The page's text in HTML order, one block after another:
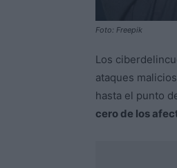
Foto: Freepik
Los
ataques
hasta el punto
cero de los